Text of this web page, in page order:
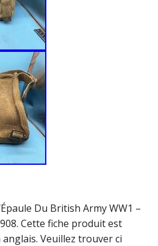
Du British Army WW1 –
Cette fiche produit est
Veuillez trouver ci